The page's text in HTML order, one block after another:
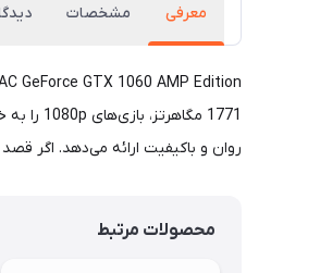
معرفی مشخصات
روان و باکیفیت ارائه می‌دهد. اگر قصد خرید کارت
محصولات مرتبط